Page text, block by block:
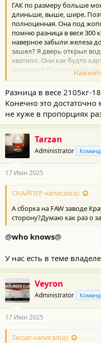
и
:
ГАК по размеру больше
длиньше, выше, шире.
полноценная. Она под
помню разница в весе 300
наверное забыли железа
зашел? Я дверь открыл
хватило. Они как будто
доверия))) По сути надо
салоне и гак пустой!
Разница в весе 2105кг-
Конечно это
не хуже в пропорциях
Tarzan
Administrator
17 Июн 2025
СНАЙПЕР написал(а):
А сборка на FAW заводе
сторону?Думаю как раз о
@who knows@
У нас есть в теме
Veyron
Administrator
17 Июн 2025
Tarzan написал(а):